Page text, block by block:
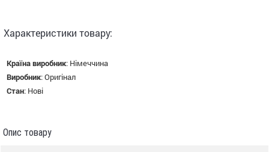
Характеристики товару:
Країна виробник: Німеччина
Виробник:Оригінал
Стан: Нові
Опис товару